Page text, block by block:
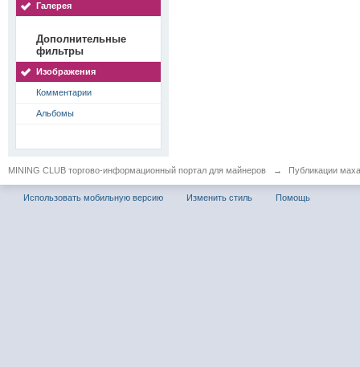
Галерея
Дополнительные
фильтры
Изображения
Комментарии
Альбомы
MINING CLUB торгово-информационный портал для майнеров → Публикации
Использовать мобильную версию Изменить стиль Помощь